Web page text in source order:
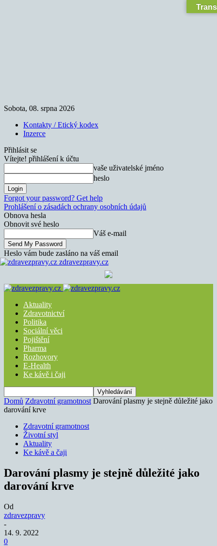
Sobota, 08. srpna 2026
Kontakty / Etický kodex
Inzerce
Přihlásit se
Vítejte! přihlášení k účtu
vaše uživatelské jméno
heslo
Forgot your password? Get help
Prohlášení o zásadách ochrany osobních údajů
Obnova hesla
Obnovit své heslo
Váš e-mail
Heslo vám bude zasláno na váš email
zdravezpravy.cz
Aktuality
Zdravotnictví
Politika
Sociální věci
Pojištění
Pharma
Rozhovory
E-Health
Ke kávě i čaji
Domů Zdravotní gramotnost Darování plasmy je stejně důležité jako
darování krve
Zdravotní gramotnost
Životní styl
Aktuality
Ke kávě a čaji
Darování plasmy je stejně důležité jako
darování krve
Od
zdravezpravy
-
14. 9. 2022
0